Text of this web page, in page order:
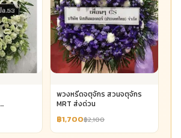
พวงหรีดจตุจักร สวนจตุจักร
MRT ส่งด่วน
฿1,700฿2,100